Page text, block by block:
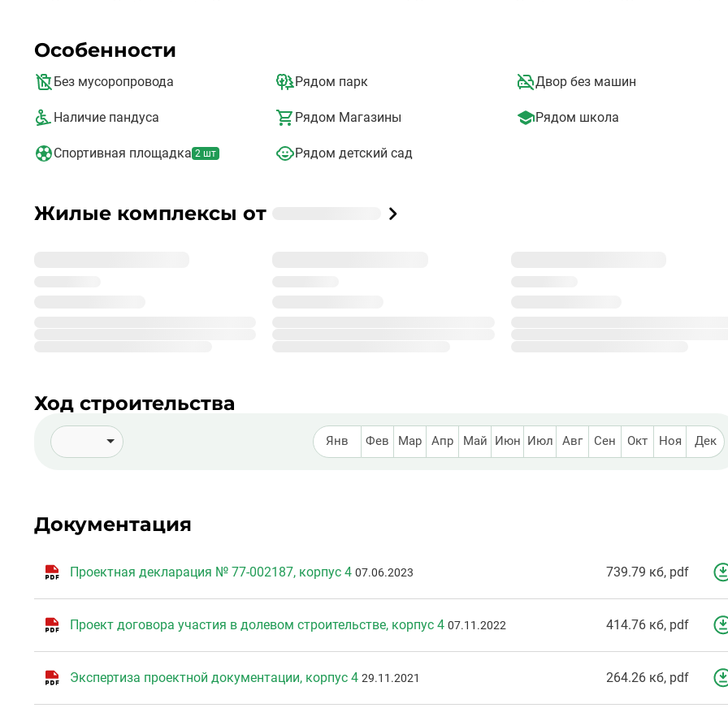
учреждения; · Парки развлечения и отдыха; · Фитнесс-центры; · Многочисленные кафе и рестораны; · Торгово-
«Калужская» от которой очень часто циркулируют автобусы и маршрутные такси.
Особенности
Без мусоропровода Рядом парк Двор без машин
Наличие пандуса Рядом Магазины Рядом школа
Спортивная площадка 2 шт Рядом детский сад
Застройщик
%_NAME_%
Жилые комплексы от
Ход строительства
Янв Фев Мар Апр Май Июн Июл Авг Сен Окт Ноя Дек
Документация
Проектная декларация № 77-002187, корпус 4 07.06.2023 739.79 кб, pdf
Проект договора участия в долевом строительстве, корпус 4 07.11.2022 414.76 кб, pdf
Экспертиза проектной документации, корпус 4 29.11.2021 264.26 кб, pdf